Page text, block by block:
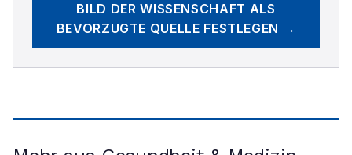
BILD DER WISSENSCHAFT ALS
BEVORZUGTE QUELLE FESTLEGEN →